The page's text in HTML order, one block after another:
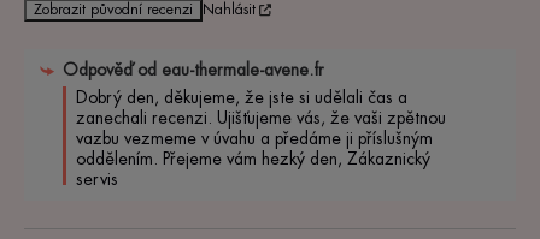
Zobrazit původní recenzi Nahlásit
Odpověď od eau-thermale-avene.fr
Dobrý den, děkujeme, že jste si udělali čas a
zanechali recenzi. Ujišťujeme vás, že vaši zpětnou
vazbu vezmeme v úvahu a předáme ji příslušným
oddělením. Přejeme vám hezký den, Zákaznický
servis